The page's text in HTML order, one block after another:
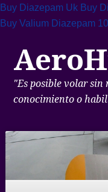
Buy Diazepam Uk Buy
Buy Valium Diazepam
"Es posible volar sin
conocimiento o